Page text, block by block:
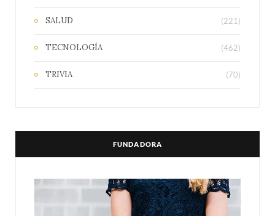
SALUD (221)
TECNOLOGÍA (462)
TRIVIA (70)
FUNDADORA